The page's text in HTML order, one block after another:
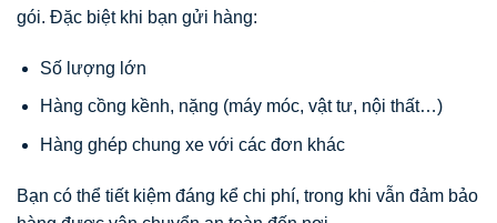
gói. Đặc biệt khi bạn gửi hàng:
Số lượng lớn
Hàng cồng kềnh, nặng (máy móc, vật tư, nội thất…)
Hàng ghép chung xe với các đơn khác
Bạn có thể tiết kiệm đáng kể chi phí, trong khi vẫn đảm bảo